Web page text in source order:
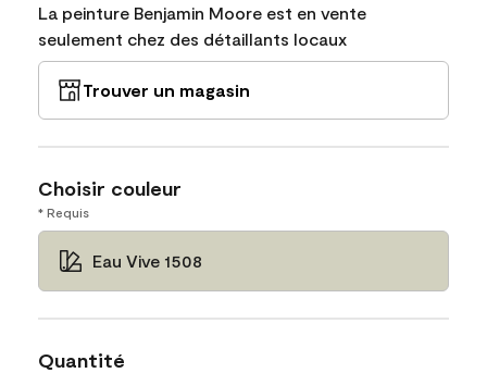
La peinture Benjamin Moore est en vente
seulement chez des détaillants locaux
Trouver un magasin
Choisir couleur
* Requis
Eau Vive 1508
Quantité